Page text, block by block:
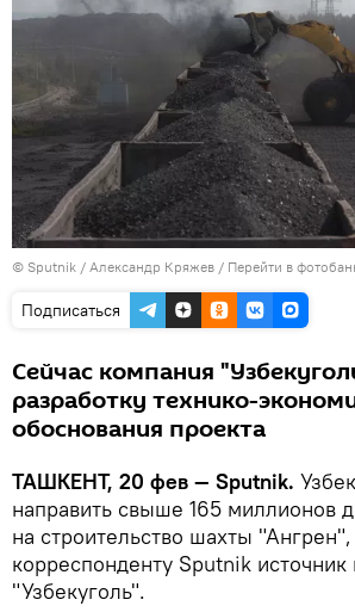
© Sputnik / Александр Кряжев / Перейти в
Подписаться
Сейчас компания
разработку технико-
обоснования проекта
ТАШКЕНТ, 20 фев — Sputnik.
направить свыше 165 миллионов
на строительство шахты
корреспонденту Sputnik
"Узбекуголь".